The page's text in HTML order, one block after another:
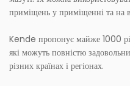
приміщень у приміщенні та на
Kende пропонує майже 1000
які можуть повністю
різних країнах і регіонах.